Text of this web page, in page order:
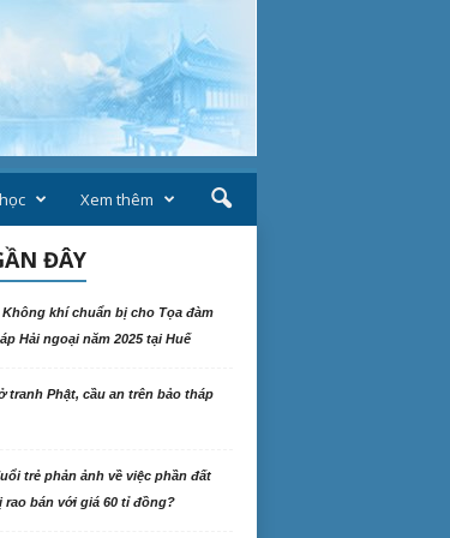
Xem thêm
ĐÂY
Không khí chuẩn bị cho Tọa đàm
Hải ngoại năm 2025 tại Huế
tranh Phật, cầu an trên bảo tháp
trẻ phản ảnh về việc phần đất
rao bán với giá 60 tỉ đồng?